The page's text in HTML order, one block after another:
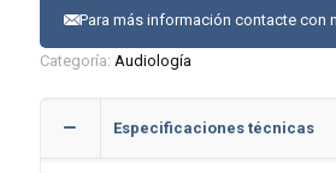
Para más información contacte con
Categoría: Audiología
Especificaciones técnicas